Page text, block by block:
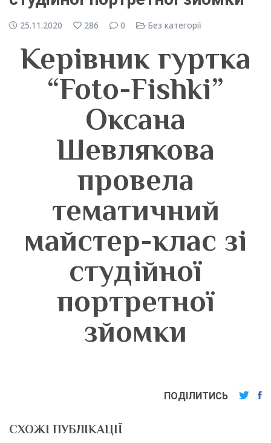
25.11.2020 286 0 Без категорії
Керівник гуртка
“Foto-Fishki”
Оксана
Шевлякова
провела
тематичний
майстер-клас зі
студійної
портретної
зйомки
ПОДІЛИТИСЬ
СХОЖІ ПУБЛІКАЦІЇ